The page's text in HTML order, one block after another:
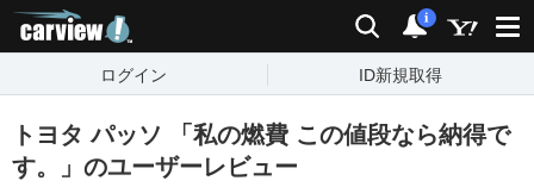
検索 通知
i
ログイン ID新規取得
トヨタ パッソ 「私の燃費 この値段なら納得で
す。」のユーザーレビュー